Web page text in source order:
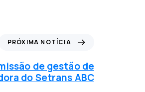
PRÓXIMA NOTÍCIA
de gestão de
do Setrans ABC